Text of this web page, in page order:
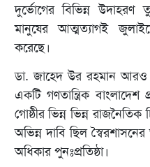
দুর্ভোগের বিভিন্ন
মানুষের আত্মত্যাগই
করেছে।
ডা. জাহেদ উর রহমান
একটি গণতান্ত্রিক বাংলাদেশ
গোষ্ঠীর ভিন্ন ভিন্ন
অভিন্ন দাবি ছিল
অধিকার পুনঃপ্রতিষ্ঠা।